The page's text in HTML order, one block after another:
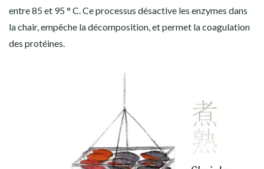
entre 85 et 95 ° C. Ce processus désactive les enzymes dans
la chair, empêche la décomposition, et permet la coagulation
des protéines.